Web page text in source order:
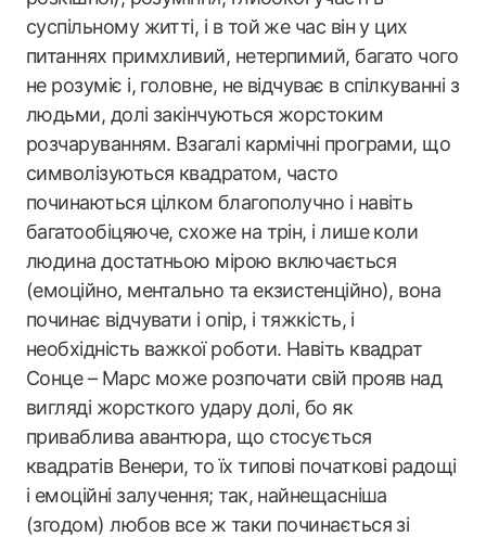
суспільному житті, і в той же час він у цих
питаннях примхливий, нетерпимий, багато чого
не розуміє і, головне, не відчуває в спілкуванні з
людьми, долі закінчуються жорстоким
розчаруванням. Взагалі кармічні програми, що
символізуються квадратом, часто
починаються цілком благополучно і навіть
багатообіцяюче, схоже на трін, і лише коли
людина достатньою мірою включається
(емоційно, ментально та екзистенційно), вона
починає відчувати і опір, і тяжкість, і
необхідність важкої роботи. Навіть квадрат
Сонце – Марс може розпочати свій прояв над
вигляді жорсткого удару долі, бо як
приваблива авантюра, що стосується
квадратів Венери, то їх типові початкові радощі
і емоційні залучення; так, найнещасніша
(згодом) любов все ж таки починається зі